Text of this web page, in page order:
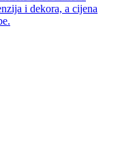
i dekora, a cijena